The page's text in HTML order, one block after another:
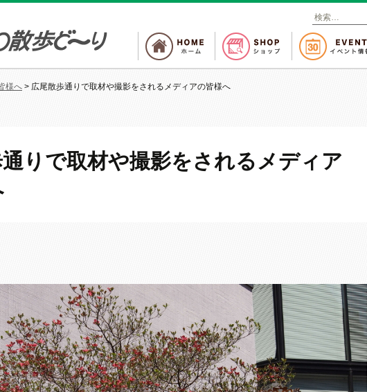
検
索
:
様へ > 広尾散歩通りで取材や撮影をされるメディアの皆様へ
りで取材や撮影をされるメディア